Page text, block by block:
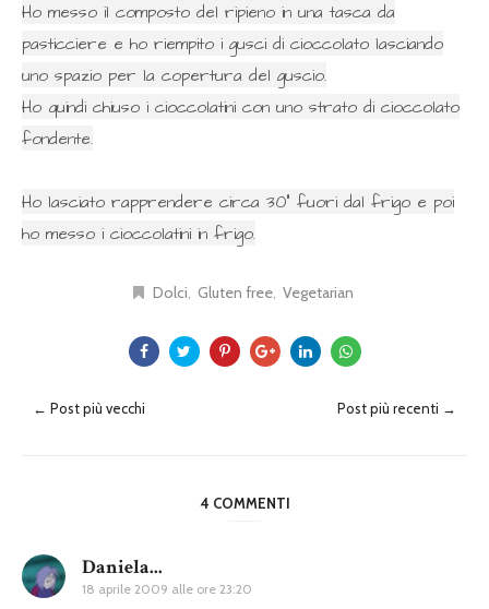
Ho messo il composto del ripieno in una tasca da
pasticciere e ho riempito i gusci di cioccolato lasciando
uno spazio per la copertura del guscio.
Ho quindi chiuso i cioccolatini con uno strato di cioccolato
fondente.
Ho lasciato rapprendere circa 30" fuori dal frigo e poi
ho messo i cioccolatini in frigo.
Dolci Gluten free Vegetarian
← Post più vecchi Post più recenti →
4 COMMENTI
Daniela...
18 aprile 2009 alle ore 23:20